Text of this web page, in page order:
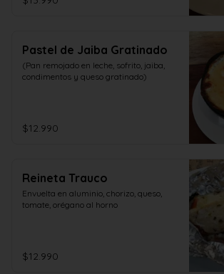
Pastel de Jaiba Gratinado
(Pan remojado en leche, sofrito, jaiba,
condimentos y queso gratinado)
$12.990
Reineta Trauco
Envuelta en aluminio, chorizo, queso,
tomate, orégano al horno
$12.990